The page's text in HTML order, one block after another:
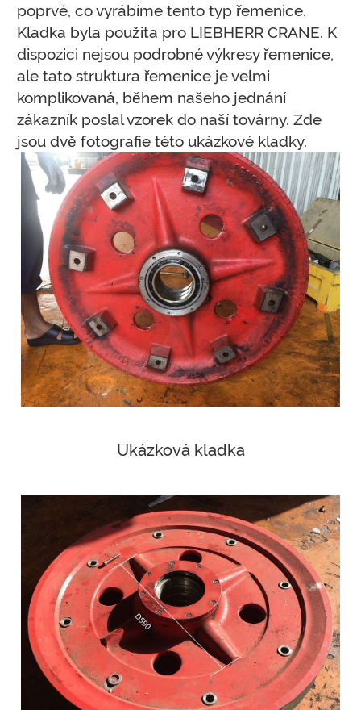
poprvé, co vyrábíme tento typ řemenice.
Kladka byla použita pro LIEBHERR CRANE. K
dispozici nejsou podrobné výkresy řemenice,
ale tato struktura řemenice je velmi
komplikovaná, během našeho jednání
zákazník poslal vzorek do naší továrny. Zde
jsou dvě fotografie této ukázkové kladky.
Ukázková kladka